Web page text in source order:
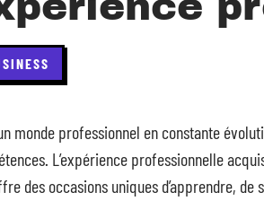
monde professionnel en constante
L’expérience professionnelle
des occasions uniques d’apprendre,